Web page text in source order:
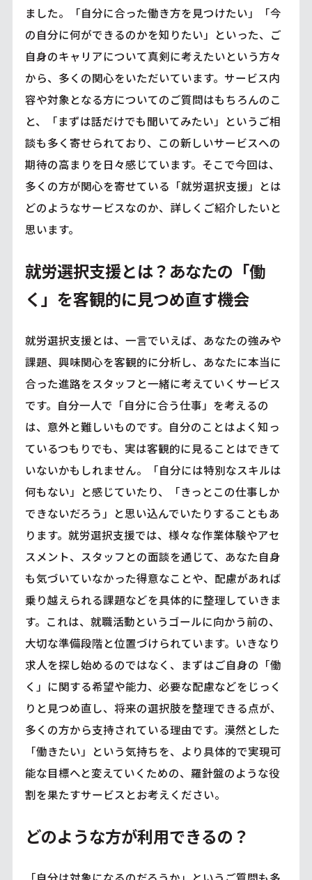
ました。「自分に合った働き方を見つけたい」「今
の自分に何ができるのかを知りたい」といった、ご
自身のキャリアについて真剣に考えたいという方々
から、多くの関心をいただいています。サービス内
容や対象となる方についてのご質問はもちろんのこ
と、「まずは話だけでも聞いてみたい」というご相
談も多く寄せられており、この新しいサービスへの
期待の高まりを日々感じています。そこで今回は、
多くの方が関心を寄せている「就労選択支援」とは
どのようなサービスなのか、詳しくご紹介したいと
思います。
就労選択支援とは？あなたの「働
く」を客観的に見つめ直す機会
就労選択支援とは、一言でいえば、あなたの強みや
課題、興味関心を客観的に分析し、あなたに本当に
合った進路をスタッフと一緒に考えていくサービス
です。自分一人で「自分に合う仕事」を考えるの
は、意外と難しいものです。自分のことはよく知っ
ているつもりでも、実は客観的に見ることはできて
いないかもしれません。「自分には特別なスキルは
何もない」と感じていたり、「きっとこの仕事しか
できないだろう」と思い込んでいたりすることもあ
ります。就労選択支援では、様々な作業体験やアセ
スメント、スタッフとの面談を通じて、あなた自身
も気づいていなかった得意なことや、配慮があれば
乗り越えられる課題などを具体的に整理していきま
す。これは、就職活動というゴールに向かう前の、
大切な準備段階と位置づけられています。いきなり
求人を探し始めるのではなく、まずはご自身の「働
く」に関する希望や能力、必要な配慮などをじっく
りと見つめ直し、将来の選択肢を整理できる点が、
多くの方から支持されている理由です。漠然とした
「働きたい」という気持ちを、より具体的で実現可
能な目標へと変えていくための、羅針盤のような役
割を果たすサービスとお考えください。
どのような方が利用できるの？